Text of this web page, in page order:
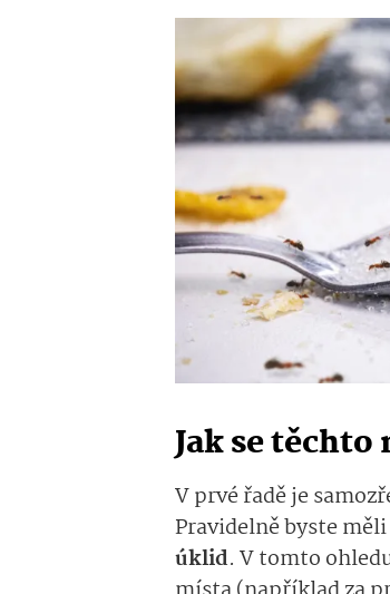
Jak se
V prvé řadě je
Pravidelně byste měli
úklid. V tomto